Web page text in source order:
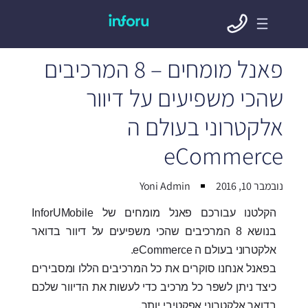
פאנל מומחים – 8 המרכיבים
שהכי משפיעים על דיוור
אלקטרוני בעולם ה
eCommerce
נובמבר 10, 2016 Yoni Admin
הקלטנו עבורכם פאנל מומחים של InforUMobile
בנושא 8 המרכיבים שהכי משפיעים על דיוור בדואר
אלקטרוני בעולם ה eCommerce.
בפאנל אנחנו סוקרים את כל המרכיבים הללו ומסבירים
כיצד ניתן לשפר כל מרכיב כדי לעשות את הדיוור שלכם